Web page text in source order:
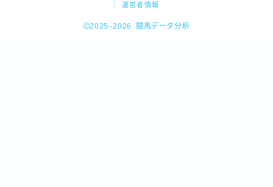
運営者情報
2025–2026 競馬データ分析